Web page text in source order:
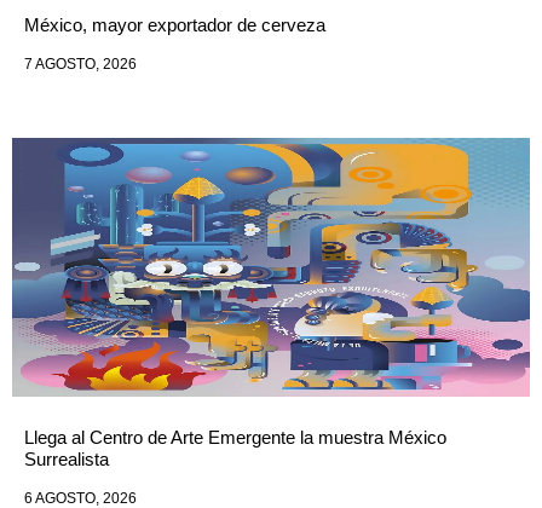
México, mayor exportador de cerveza
7 AGOSTO, 2026
Llega al Centro de Arte Emergente la muestra México
Surrealista
6 AGOSTO, 2026